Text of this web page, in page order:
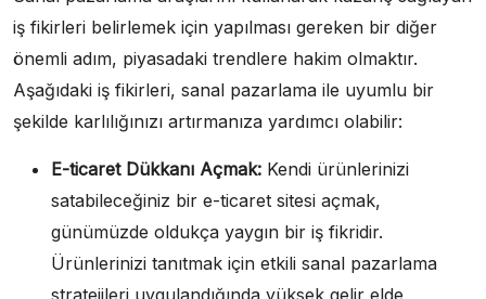
iş fikirleri belirlemek için yapılması gereken bir diğer
önemli adım, piyasadaki trendlere hakim olmaktır.
Aşağıdaki iş fikirleri, sanal pazarlama ile uyumlu bir
şekilde karlılığınızı artırmanıza yardımcı olabilir:
E-ticaret Dükkanı Açmak: Kendi ürünlerinizi
satabileceğiniz bir e-ticaret sitesi açmak,
günümüzde oldukça yaygın bir iş fikridir.
Ürünlerinizi tanıtmak için etkili sanal pazarlama
stratejileri uygulandığında yüksek gelir elde